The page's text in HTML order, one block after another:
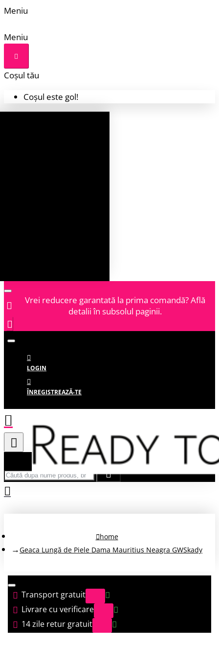
Meniu
Meniu
Coșul tău
Coșul este gol!
Vrei reducere garantată la prima comandă? Află
detalii în subsolul paginii.
LOGIN
ÎNREGISTREAZĂ-TE
Căută după nume produs, brand...
home
Geaca Lungă de Piele Dama Mauritius Neagra GWSkady
Transport gratuit
Livrare cu verificare
14 zile retur gratuit